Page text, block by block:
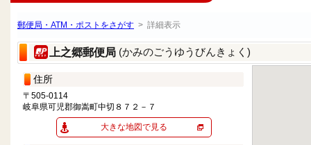
郵便局・ATM・ポストをさがす > 詳細表示
上之郷郵便局 (かみのごうゆうびんきょく)
住所
〒505-0114
岐阜県可児郡御嵩町中切８７２－７
大きな地図で見る